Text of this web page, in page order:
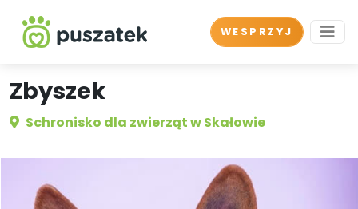
WESPRZYJ
Zbyszek
Schronisko dla zwierząt w Skałowie